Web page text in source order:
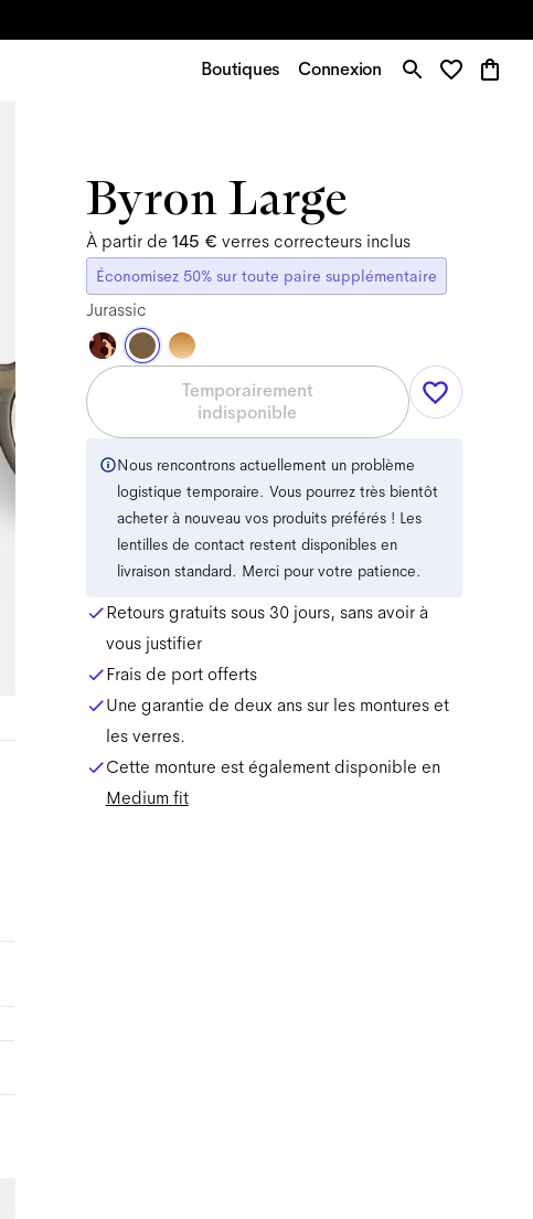
Boutiques Connexion
Byron Large
À partir de 145 € verres correcteurs inclus
Économisez 50% sur toute paire supplémentaire
Jurassic
Temporairement
indisponible
Nous rencontrons actuellement un problème
logistique temporaire. Vous pourrez très bientôt
acheter à nouveau vos produits préférés ! Les
lentilles de contact restent disponibles en
livraison standard. Merci pour votre patience.
Retours gratuits sous 30 jours, sans avoir à
vous justifier
Frais de port offerts
Une garantie de deux ans sur les montures et
les verres.
Cette monture est également disponible en
Medium fit